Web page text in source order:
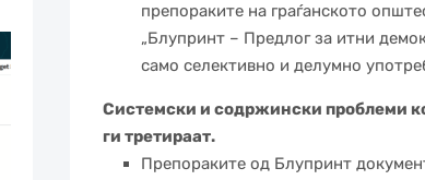
препораките на граѓанското
„Блупринт – Предлог за итни
само селективно и делумно
Системски и содржински проблеми
ги третираат.
Препораките од Блупринт